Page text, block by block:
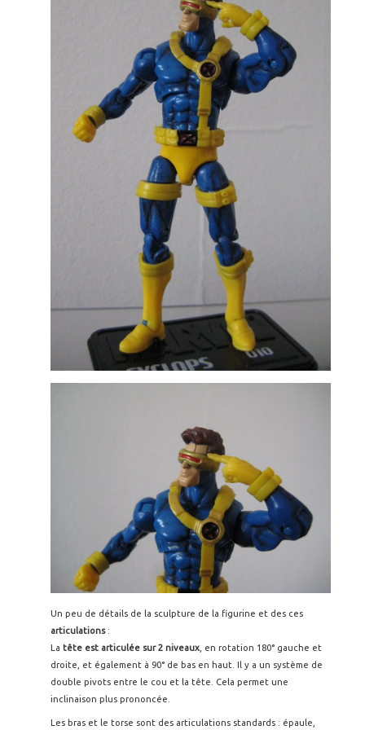
Un peu de détails de la sculpture de la figurine et des ces
articulations:
La tête est articulée sur 2 niveaux , en rotation 180° gauche et
droite, et également à 90° de bas en haut. Il y a un système de
double pivots entre le cou et la tête. Cela permet une
inclinaison plus prononcée.
Les bras et le torse sont des articulations standards : épaule,